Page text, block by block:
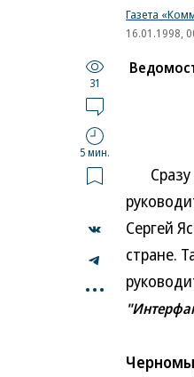
Газета
16.01.1998,
31
5 мин.
...
Сразу
Сергей
стране.